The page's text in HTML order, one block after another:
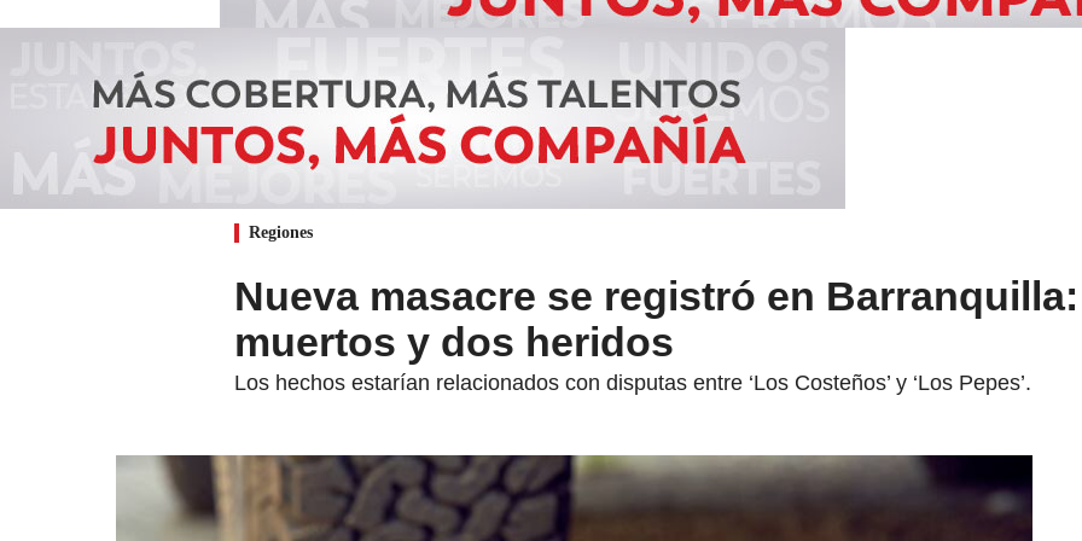
Regiones
Nueva masacre se registró en
muertos y dos heridos
Los hechos estarían relacionados con disputas entre ‘Los Costeños’ y ‘Los Pepes’.